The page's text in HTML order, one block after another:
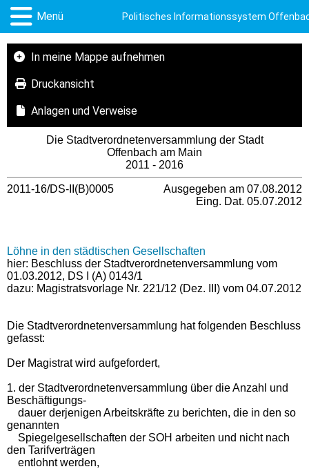
Menü Politisches Informationssystem
In meine Mappe aufnehmen
Druckansicht
Anlagen und Verweise
Die Stadtverordnetenversammlung der Stadt
Offenbach am Main
2011 - 2016
2011-16/DS-II(B)0005
Ausgegeben am 07.08.2012
Eing. Dat. 05.07.2012
Löhne in den städtischen Gesellschaften
hier: Beschluss der Stadtverordnetenversammlung vom
01.03.2012, DS I (A) 0143/1
dazu: Magistratsvorlage Nr. 221/12 (Dez. III) vom 04.07.2012
Die Stadtverordnetenversammlung hat folgenden Beschluss
gefasst:
Der Magistrat wird aufgefordert,
1. der Stadtverordnetenversammlung über die Anzahl und
Beschäftigungs-
dauer derjenigen Arbeitskräfte zu berichten, die in den so
genannten
Spiegelgesellschaften der SOH arbeiten und nicht nach
den Tarifverträgen
entlohnt werden,